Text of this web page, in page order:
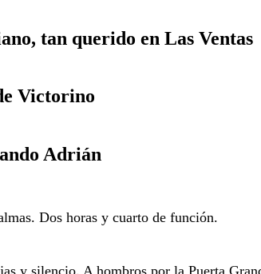
tan querido en Las Ventas
Victorino
Adrián
Dos horas y cuarto de función.